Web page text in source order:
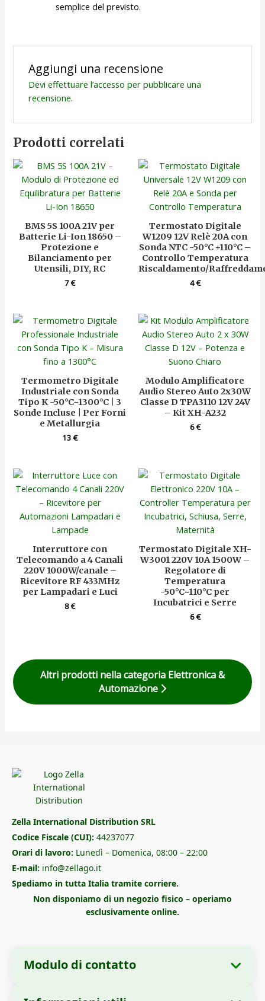
semplice del previsto.
Aggiungi una recensione
Devi effettuare l’accesso per pubblicare una
recensione.
Prodotti correlati
BMS 5S 100A 21V per
Batterie Li-Ion 18650 –
Protezione e
Bilanciamento per
Utensili, DIY, RC
7€
Termostato Digitale
W1209 12V Relè 20A con
Sonda NTC -50°C +110°C –
Controllo Temperatura
Riscaldamento/
4€
Termometro Digitale
Industriale con Sonda
Tipo K -50°C~1300°C | 3
Sonde Incluse | Per Forni
e Metallurgia
13€
Modulo Amplificatore
Audio Stereo Auto 2x30W
Classe D TPA3110 12V 24V
– Kit XH-A232
6€
Interruttore con
Telecomando a 4 Canali
220V 1000W/canale –
Ricevitore RF 433MHz
per Lampadari e Luci
8€
Termostato Digitale XH-
W3001 220V 10A 1500W –
Regolatore di
Temperatura
-50°C~110°C per
Incubatrici e Serre
6€
Altri prodotti nella categoria Elettronica &
Automazione
Zella International Distribution SRL
Codice Fiscale (CUI): 44237077
Orari di lavoro: Lunedì – Domenica, 08:00 – 22:00
E-mail: info@zellago.it
Spediamo in tutta Italia tramite corriere.
Non disponiamo di un negozio fisico – operiamo
esclusivamente online.
Modulo di contatto